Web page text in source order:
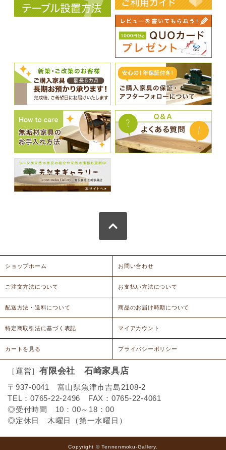
ショップホーム お問い合わせ
ご注文方法について お支払い方法について
配送方法・送料について 商品のお届け時期について
特定商取引法に基づく表記 マイアカウント
カートを見る プライバシーポリシー
［運営］ 有限会社 石崎家具店
〒937-0041 富山県魚津市吉島2108-2
TEL：0765-22-2496 FAX：0765-22-4061
◎受付時間 10：00～18：00
◎定休日 木曜日（第一水曜日）
Copyright © Tennenmoku-Gallery.